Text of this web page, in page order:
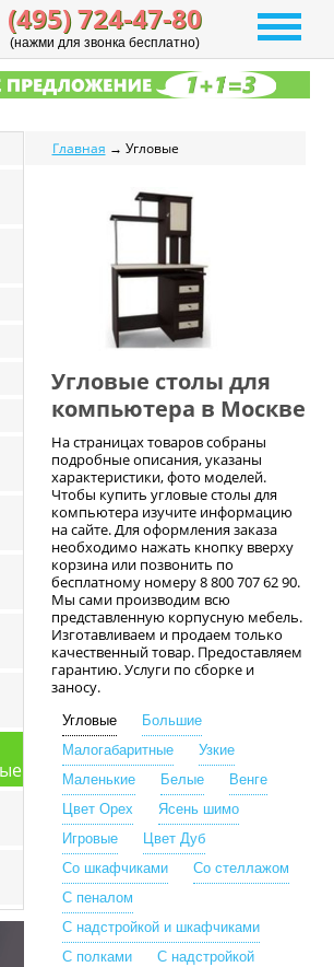
(495) 724-47-80
(нажми для звонка бесплатно)
Главная → Угловые
Угловые столы для
компьютера в Москве
На страницах товаров собраны
подробные описания, указаны
характеристики, фото моделей.
Чтобы купить угловые столы для
компьютера изучите информацию
на сайте. Для оформления заказа
необходимо нажать кнопку вверху
корзина или позвонить по
бесплатному номеру 8 800 707 62 90.
Мы сами производим всю
представленную корпусную мебель.
Изготавливаем и продаем только
качественный товар. Предоставляем
гарантию. Услуги по сборке и
заносу.
Угловые
Большие
Малогабаритные
Узкие
Маленькие
Белые
Венге
Цвет Орех
Ясень шимо
Игровые
Цвет Дуб
Со шкафчиками
Со стеллажом
С пеналом
С надстройкой и шкафчиками
С полками
С надстройкой